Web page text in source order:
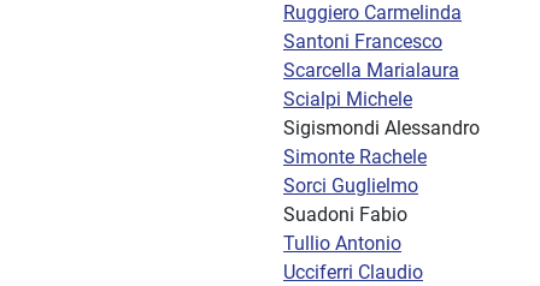
Ruggiero Carmelinda
Santoni Francesco
Scarcella Marialaura
Scialpi Michele
Sigismondi Alessandro
Simonte Rachele
Sorci Guglielmo
Suadoni Fabio
Tullio Antonio
Ucciferri Claudio